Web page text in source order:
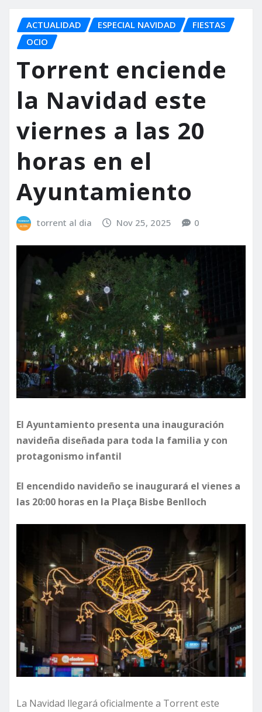
ACTUALIDAD ESPECIAL NAVIDAD
FIESTAS
OCIO
Torrent enciende
la Navidad este
viernes a las 20
horas en el
Ayuntamiento
torrent al dia Nov 25, 2025 0
El Ayuntamiento presenta una inauguración
navideña diseñada para toda la familia y con
protagonismo infantil
El encendido navideño se inaugurará el vienes a
las 20:00 horas en la Plaça Bisbe Benlloch
La Navidad llegará oficialmente a Torrent este